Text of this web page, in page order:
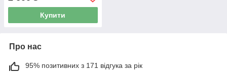
Купити
Про нас
95% позитивних з 171 відгука за рік